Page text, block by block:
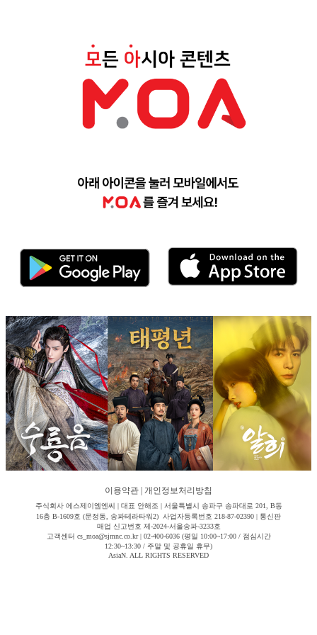
이용약관 개인정보처리방침
주식회사 에스제이엠엔씨 | 대표 안해조 | 서울특별시 송파구 송파대로 201, B동
16층 B-1609호 (문정동, 송파테라타워2) 사업자등록번호 218-87-02390 | 통신판
매업 신고번호 제-2024-서울송파-3233호
고객센터 cs_moa@sjmnc.co.kr | 02-400-6036 (평일 10:00~17:00 / 점심시간
12:30~13:30 / 주말 및 공휴일 휴무)
AsiaN. ALL RIGHTS RESERVED